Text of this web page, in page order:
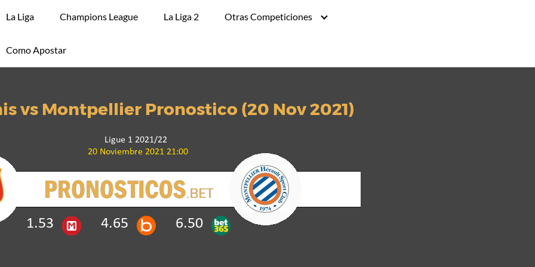
La Liga Champions League La Liga 2 Otras Competiciones
Como Apostar
vs Montpellier Pronostico (20 Nov 2021)